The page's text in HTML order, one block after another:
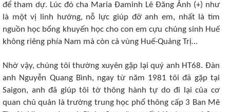
để tham dự. Lúc đó cha Maria Đaminh Lê Đăng Ảnh (+) như
là một vị linh hướng, nỗ lực giúp đỡ anh em, nhất là tìm
nguồn học bổng khuyến học cho con em cựu chủng sinh Huế
không riêng phía Nam mà còn cả vùng Huế-Quảng Trị…
Nhờ vậy, chúng tôi thường xuyên gặp lại quý anh HT68. Đàn
anh Nguyễn Quang Bình, ngay từ năm 1981 tôi đã gặp tại
Saigon, anh đã giúp tôi tờ thông hành tự do đi lại của cơ
quan chủ quản là trường trung học phổ thông cấp 3 Ban Mê